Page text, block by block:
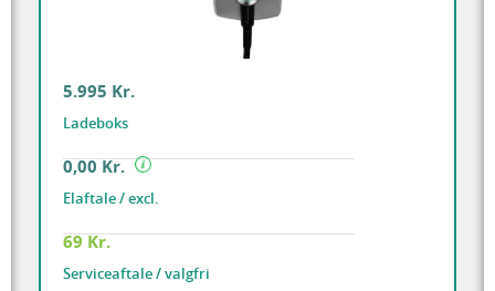
5.995 Kr.
Ladeboks
0,00 Kr.
Elaftale / excl.
69 Kr.
Serviceaftale / valgfri